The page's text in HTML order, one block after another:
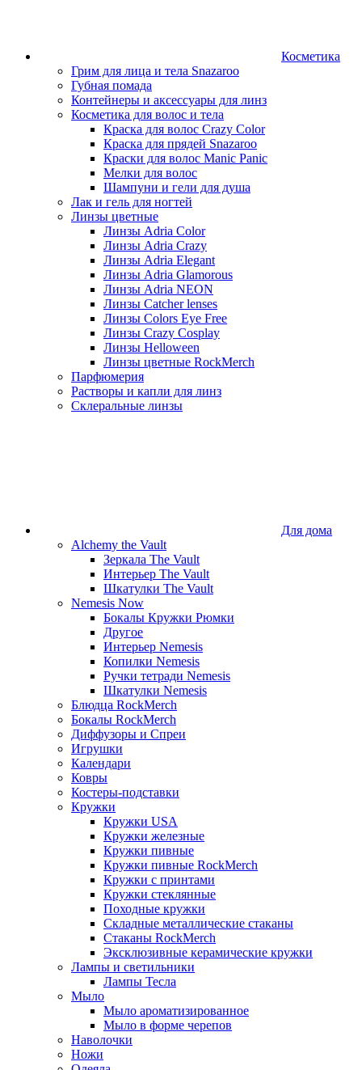
Косметика
Грим для лица и тела Snazaroo
Губная помада
Контейнеры и аксессуары для линз
Косметика для волос и тела
Краска для волос Crazy Color
Краска для прядей Snazaroo
Краски для волос Manic Panic
Мелки для волос
Шампуни и гели для душа
Лак и гель для ногтей
Линзы цветные
Линзы Adria Color
Линзы Adria Crazy
Линзы Adria Elegant
Линзы Adria Glamorous
Линзы Adria NEON
Линзы Catcher lenses
Линзы Colors Eye Free
Линзы Crazy Cosplay
Линзы Helloween
Линзы цветные RockMerch
Парфюмерия
Растворы и капли для линз
Склеральные линзы
Для дома
Alchemy the Vault
Зеркала The Vault
Интерьер The Vault
Шкатулки The Vault
Nemesis Now
Бокалы Кружки Рюмки
Другое
Интерьер Nemesis
Копилки Nemesis
Ручки тетради Nemesis
Шкатулки Nemesis
Блюдца RockMerch
Бокалы RockMerch
Диффузоры и Спреи
Игрушки
Календари
Ковры
Костеры-подставки
Кружки
Кружки USA
Кружки железные
Кружки пивные
Кружки пивные RockMerch
Кружки с принтами
Кружки стеклянные
Походные кружки
Складные металлические стаканы
Стаканы RockMerch
Эксклюзивные керамические кружки
Лампы и светильники
Лампы Тесла
Мыло
Мыло ароматизированное
Мыло в форме черепов
Наволочки
Ножи